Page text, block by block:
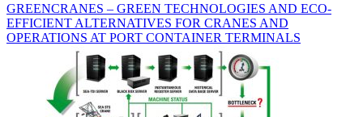
GREENCRANES – GREEN TECHNOLOGIES AND ECO-
EFFICIENT ALTERNATIVES FOR CRANES AND
OPERATIONS AT PORT CONTAINER TERMINALS